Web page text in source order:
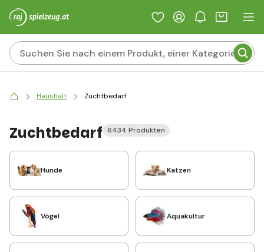
Haushalt Zuchtbedarf
Zuchtbedarf 6434 Produkten
Hunde Katzen
Vögel Aquakultur